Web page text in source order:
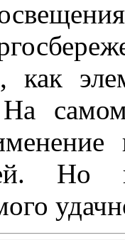
как
На
Но